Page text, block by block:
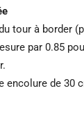
tour à border
par 0.85
encolure de 30